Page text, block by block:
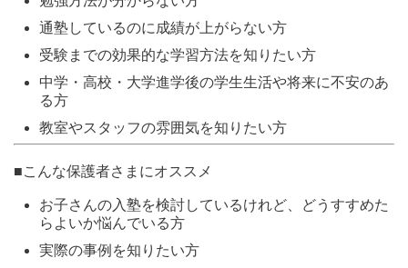
通塾しているのに成績が上がらない方
受験までの効果的な学習方法を知りたい方
中学・高校・大学進学後の学生生活や将来に不安のあ
る方
教室やスタッフの雰囲気を知りたい方
■こんな保護者さまにオススメ
お子さんの入塾を検討しているけれど、どうすすめた
らよいか悩んでいる方
実際の事例を知りたい方